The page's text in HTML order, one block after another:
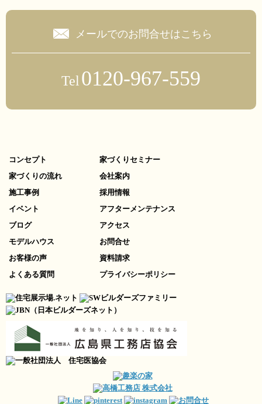
メールでのお問合せはこちら
Tel0120-967-559
コンセプト
家づくりの流れ
施工事例
イベント
ブログ
モデルハウス
お客様の声
よくある質問
家づくりセミナー
会社案内
採用情報
アフターメンテナンス
アクセス
お問合せ
資料請求
プライバシーポリシー